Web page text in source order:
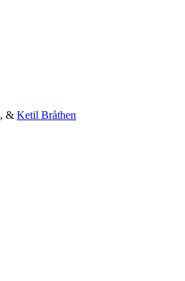
, & Ketil Bråthen